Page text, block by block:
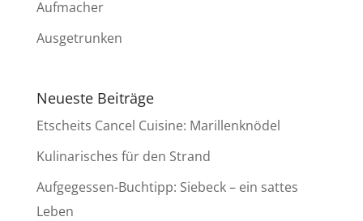
Aufmacher
Ausgetrunken
Neueste Beiträge
Etscheits Cancel Cuisine: Marillenknödel
Kulinarisches für den Strand
Aufgegessen-Buchtipp: Siebeck – ein sattes
Leben